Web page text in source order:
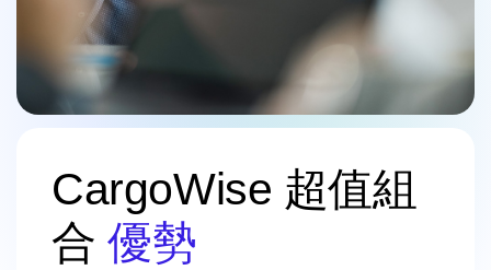
CargoWise 超值組
合優勢